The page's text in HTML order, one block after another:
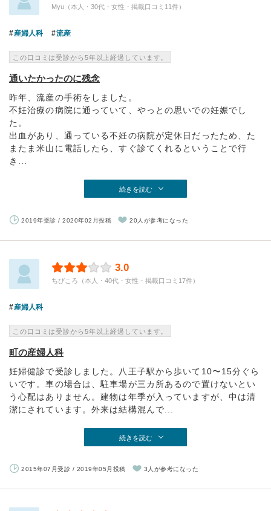
Myu（本人・30代・女性・掲載口コミ11件）
産婦人科 流産
この口コミは受診から5年以上経過しています。
通いたかったのに残念
昨年、流産の手術をしました。
不妊治療の病院に通っていて、やっとの思いでの妊娠でし
た。
出血があり、通っている不妊の病院が定休日だったため、た
またま米山に電話したら、すぐ診てくれるということで行
き...
続きを読む
2019年受診 / 2020年02月投稿 20人が参考になった
3.0
ちびころ（本人・40代・女性・掲載口コミ17件）
産婦人科
この口コミは受診から5年以上経過しています。
町の産婦人科
妊婦健診で受診しました。八王子駅から歩いて10〜15分ぐら
いです。車の場合は、駐車場が三カ所あるので置けないとい
う心配はありません。建物は年季が入っていますが、中は清
潔にされています。外来は結構混んで...
続きを読む
2015年07月受診 / 2019年05月投稿 3人が参考になった